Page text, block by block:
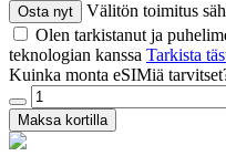
Osta nyt
Välitön toimitus
Olen tarkistanut ja
teknologian kanssa Tarkista
Kuinka monta eSIMiä
Maksa kortilla